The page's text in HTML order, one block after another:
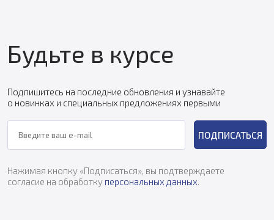
Будьте в курсе
Подпишитесь на последние обновления и узнавайте
о новинках и специальных предложениях первыми
ПОДПИСАТЬСЯ
Нажимая кнопку «Подписаться», вы подтверждаете
согласие на обработку персональных данных.